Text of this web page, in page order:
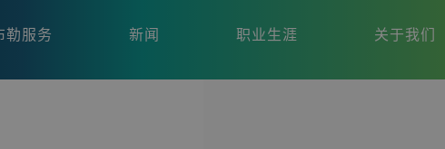
勒服务 新闻 职业生涯 关于我们